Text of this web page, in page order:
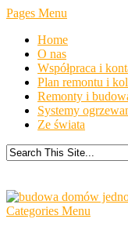
Pages Menu
Home
O nas
Współpraca i
Plan remontu i
Remonty i
Systemy
Ze świata
Categories Menu